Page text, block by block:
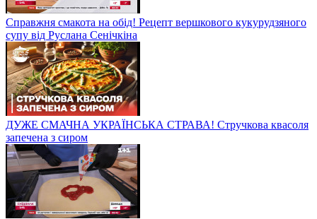
Справжня смакота на обід! Рецепт вершкового кукурудзяного
супу від Руслана Сенічкіна
ДУЖЕ СМАЧНА УКРАЇНСЬКА СТРАВА! Стручкова квасоля
запечена з сиром